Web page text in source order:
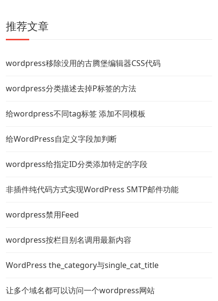
推荐文章
wordpress移除没用的古腾堡编辑器CSS代码
wordpress分类描述去掉P标签的方法
给wordpress不同tag标签 添加不同模板
给WordPress自定义字段加判断
wordpress给指定ID分类添加特定的字段
非插件纯代码方式实现WordPress SMTP邮件功能
wordpress禁用Feed
wordpress按栏目别名调用最新内容
WordPress the_category与single_cat_title
让多个域名都可以访问一个wordpress网站